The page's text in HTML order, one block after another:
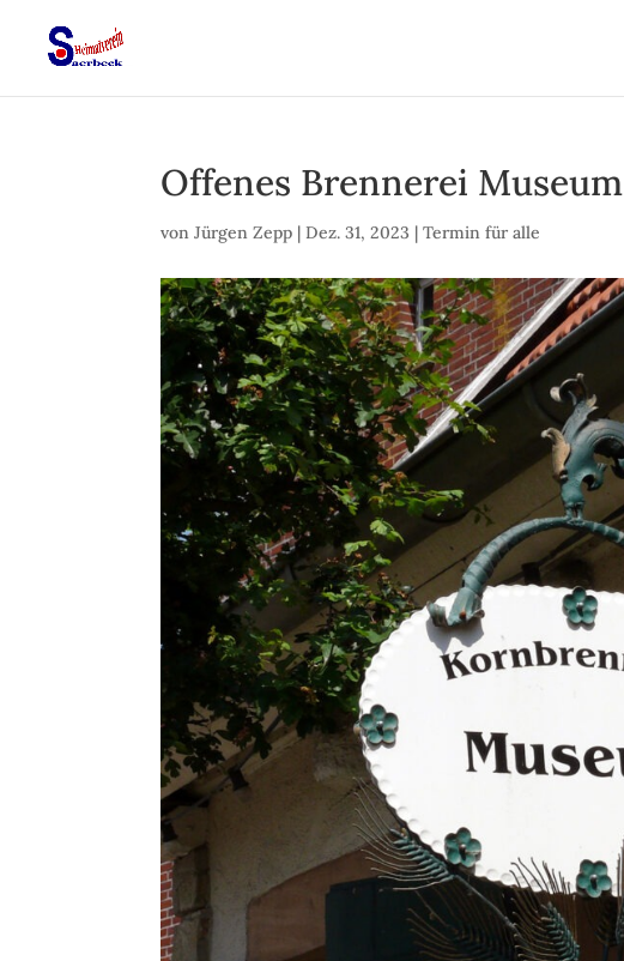
Offenes Brennerei Museum
vonJürgen Zepp |Dez. 31, 2023 |Termin für alle